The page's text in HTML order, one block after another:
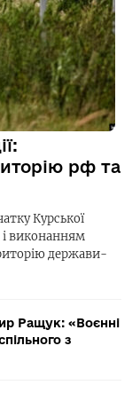
рф та
Курської
і виконанням
держави-
Ращук: «Воєнні
з